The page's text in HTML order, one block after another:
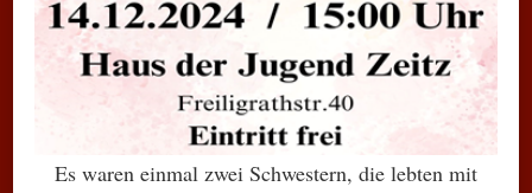
Es waren einmal zwei Schwestern, die lebten mit